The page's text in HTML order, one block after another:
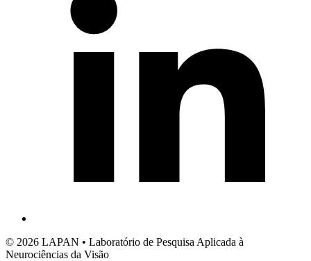
© 2026 LAPAN • Laboratório de Pesquisa Aplicada à
Neurociências da Visão